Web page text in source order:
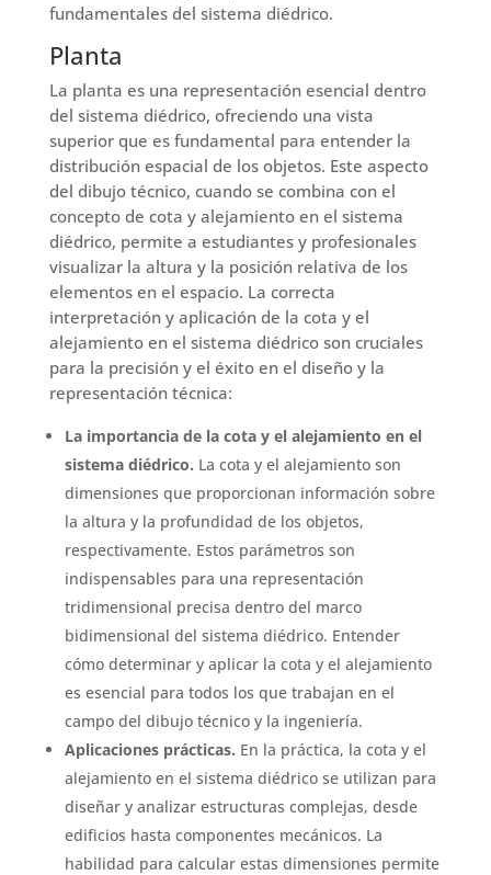
fundamentales del sistema diédrico.
Planta
La planta es una representación esencial dentro
del sistema diédrico, ofreciendo una vista
superior que es fundamental para entender la
distribución espacial de los objetos. Este aspecto
del dibujo técnico, cuando se combina con el
concepto de cota y alejamiento en el sistema
diédrico, permite a estudiantes y profesionales
visualizar la altura y la posición relativa de los
elementos en el espacio. La correcta
interpretación y aplicación de la cota y el
alejamiento en el sistema diédrico son cruciales
para la precisión y el éxito en el diseño y la
representación técnica:
La importancia de la cota y el alejamiento en el
sistema diédrico. La cota y el alejamiento son
dimensiones que proporcionan información sobre
la altura y la profundidad de los objetos,
respectivamente. Estos parámetros son
indispensables para una representación
tridimensional precisa dentro del marco
bidimensional del sistema diédrico. Entender
cómo determinar y aplicar la cota y el alejamiento
es esencial para todos los que trabajan en el
campo del dibujo técnico y la ingeniería.
Aplicaciones prácticas. En la práctica, la cota y el
alejamiento en el sistema diédrico se utilizan para
diseñar y analizar estructuras complejas, desde
edificios hasta componentes mecánicos. La
habilidad para calcular estas dimensiones permite